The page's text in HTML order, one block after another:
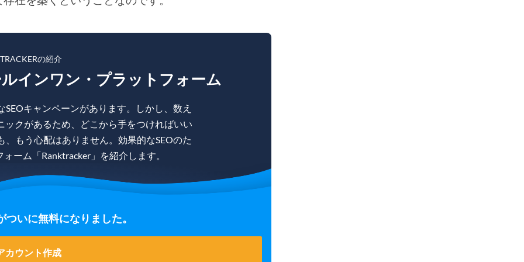
の紹介
インワン・プラットフォーム
キャンペーンがあります。しかし、数え
クがあるため、どこから手をつければいい
もう心配はありません。効果的なSEOのた
ーム「Ranktracker」を紹介します。
いに無料になりました。
カウント作成